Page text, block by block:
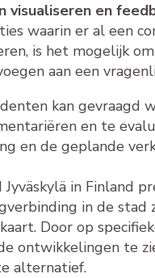
visualiseren en
waarin er al een
is het mogelijk
aan een
kan gevraagd
en te
en de geplande
Jyväskylä in Finland
in de stad
Door op
ontwikkelingen te
alternatief.